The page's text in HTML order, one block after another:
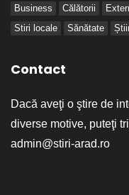
Business Călătorii
Stiri locale
Sănătate
Contact
Dacă aveţi o ştire de
diverse motive, puteţi
admin@stiri-arad.ro